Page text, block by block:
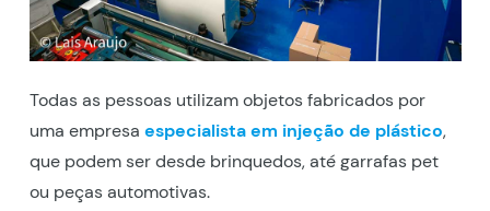
Todas as pessoas utilizam objetos fabricados por
uma empresa especialista em injeção de plástico,
que podem ser desde brinquedos, até garrafas pet
ou peças automotivas.